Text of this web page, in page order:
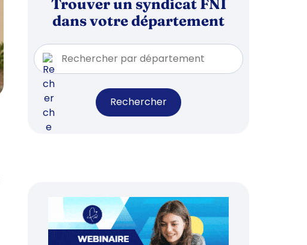
Trouver un syndicat FNI
dans votre département